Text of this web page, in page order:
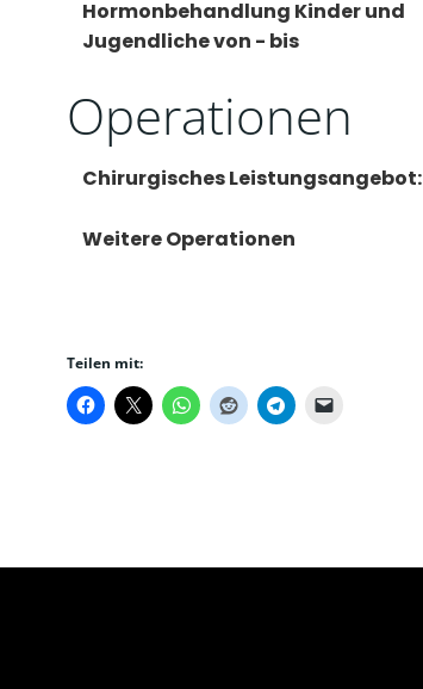
Hormonbehandlung Kinder und
Jugendliche von - bis
Operationen
Chirurgisches Leistungsangebot:
Weitere Operationen
Teilen mit: